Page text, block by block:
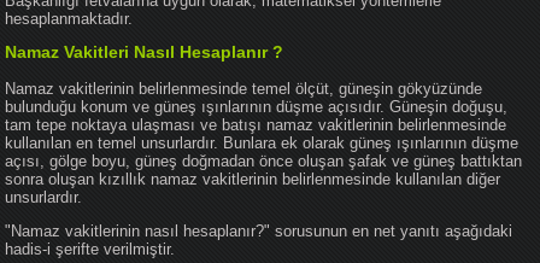
hesaplanmaktadır.
Namaz Vakitleri Nasıl Hesaplanır ?
Namaz vakitlerinin belirlenmesinde temel ölçüt, güneşin gökyüzünde
bulunduğu konum ve güneş ışınlarının düşme açısıdır. Güneşin doğuşu,
tam tepe noktaya ulaşması ve batışı namaz vakitlerinin belirlenmesinde
kullanılan en temel unsurlardır. Bunlara ek olarak güneş ışınlarının düşme
açısı, gölge boyu, güneş doğmadan önce oluşan şafak ve güneş battıktan
sonra oluşan kızıllık namaz vakitlerinin belirlenmesinde kullanılan diğer
unsurlardır.
"Namaz vakitlerinin nasıl hesaplanır?" sorusunun en net yanıtı aşağıdaki
hadis-i şerifte verilmiştir.